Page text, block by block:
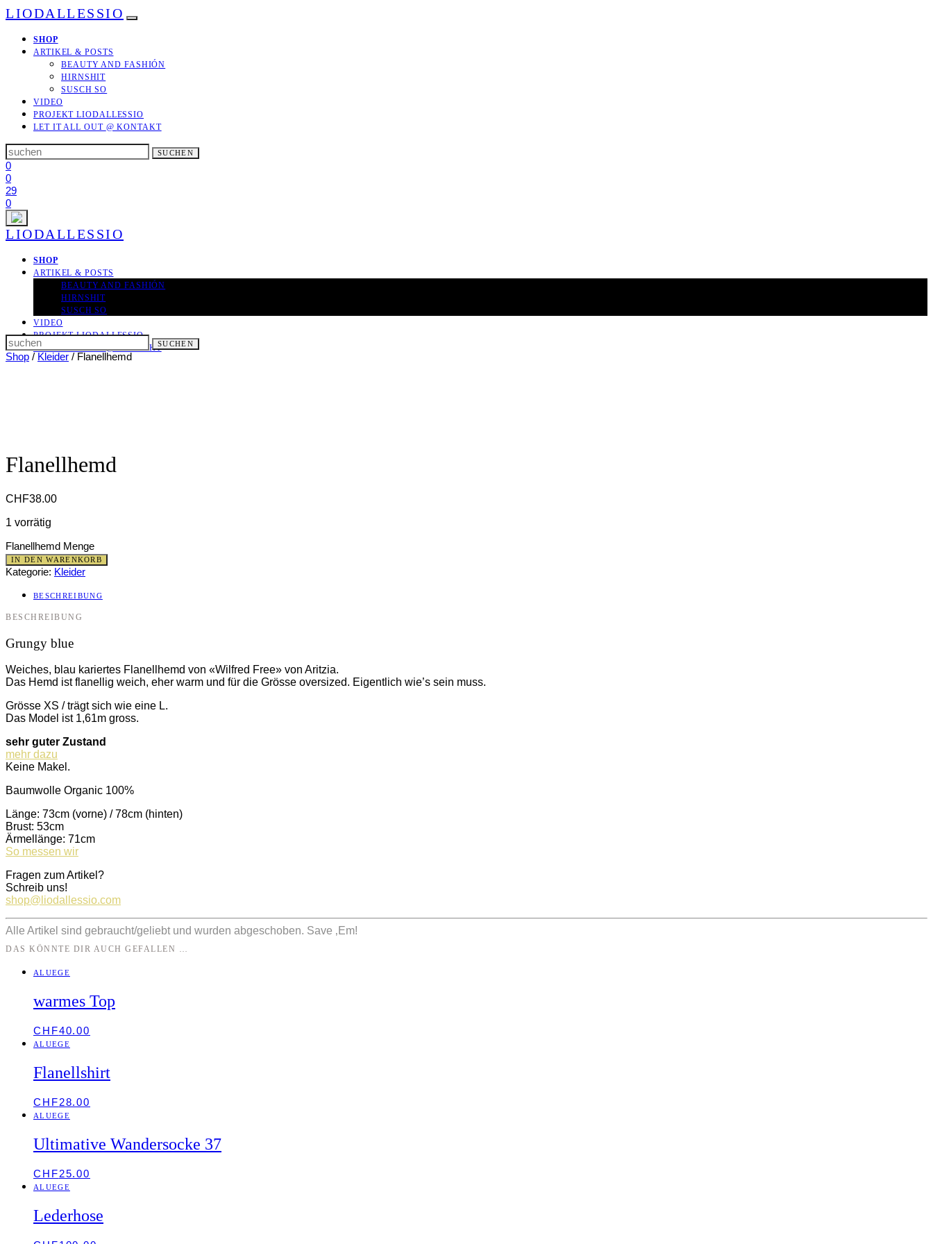
LIODALLESSIO
SHOP
ARTIKEL & POSTS
BEAUTY AND FASHIÓN
HIRNSHIT
SUSCH SO
VIDEO
PROJEKT LIODALLESSIO
LET IT ALL OUT @ KONTAKT
Search
for:
SUCHEN
0
0
29
0
LIODALLESSIO
SHOP
ARTIKEL & POSTS
BEAUTY AND FASHIÓN
HIRNSHIT
SUSCH SO
VIDEO
PROJEKT LIODALLESSIO
LET IT ALL OUT@ KONTAKT
Search
for:
SUCHEN
Shop / Kleider / Flanellhemd
Flanellhemd
CHF38.00
1 vorrätig
Flanellhemd Menge
IN DEN WARENKORB
Kategorie: Kleider
BESCHREIBUNG
BESCHREIBUNG
Grungy blue
Weiches, blau kariertes Flanellhemd von «Wilfred Free» von Aritzia.
Das Hemd ist flanellig weich, eher warm und für die Grösse oversized. Eigentlich wie’s sein muss.
Grösse XS / trägt sich wie eine L.
Das Model ist 1,61m gross.
sehr guter Zustand
mehr dazu
Keine Makel.
Baumwolle Organic 100%
Länge: 73cm (vorne) / 78cm (hinten)
Brust: 53cm
Ärmellänge: 71cm
So messen wir
Fragen zum Artikel?
Schreib uns!
shop@liodallessio.com
Alle Artikel sind gebraucht/geliebt und wurden abgeschoben. Save ‚Em!
DAS KÖNNTE DIR AUCH GEFALLEN …
ALUEGE
warmes Top
CHF40.00
ALUEGE
Flanellshirt
CHF28.00
ALUEGE
Ultimative Wandersocke 37
CHF25.00
ALUEGE
Lederhose